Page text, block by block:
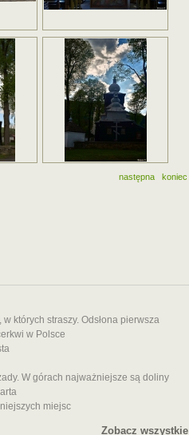
następna koniec
w których straszy. Odsłona pierwsza
w Polsce
W górach najważniejsze są doliny
miejsc
Zobacz wszystkie